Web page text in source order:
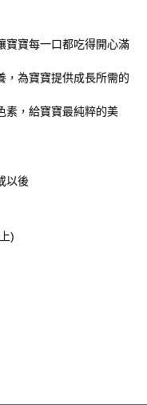
寶寶每一口都吃得開心滿
，為寶寶提供成長所需的
素，給寶寶最純粹的美
以後
)